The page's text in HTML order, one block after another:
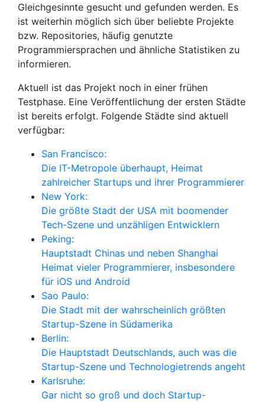
Gleichgesinnte gesucht und gefunden werden. Es
ist weiterhin möglich sich über beliebte Projekte
bzw. Repositories, häufig genutzte
Programmiersprachen und ähnliche Statistiken zu
informieren.
Aktuell ist das Projekt noch in einer frühen
Testphase. Eine Veröffentlichung der ersten Städte
ist bereits erfolgt. Folgende Städte sind aktuell
verfügbar:
San Francisco:
Die IT-Metropole überhaupt, Heimat
zahlreicher Startups und ihrer Programmierer
New York:
Die größte Stadt der USA mit boomender
Tech-Szene und unzähligen Entwicklern
Peking:
Hauptstadt Chinas und neben Shanghai
Heimat vieler Programmierer, insbesondere
für iOS und Android
Sao Paulo:
Die Stadt mit der wahrscheinlich größten
Startup-Szene in Südamerika
Berlin:
Die Hauptstadt Deutschlands, auch was die
Startup-Szene und Technologietrends angeht
Karlsruhe:
Gar nicht so groß und doch Startup-